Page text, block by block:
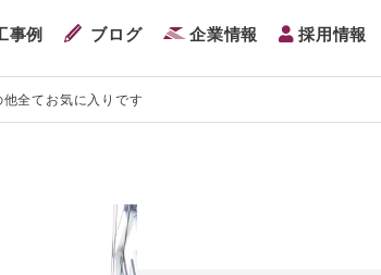
事例 ブログ 企業情報 採用情報
全てお気に入りです